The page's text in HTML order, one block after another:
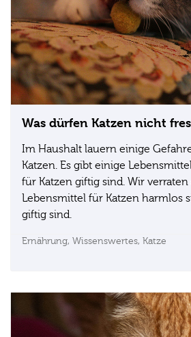
Was dürfen Katzen nicht
Im Haushalt lauern einige
Katzen. Es gibt einige
für Katzen giftig sind. Wir verraten
Lebensmittel für Katzen harmlos
giftig sind.
Ernährung, Wissenswertes, Katze